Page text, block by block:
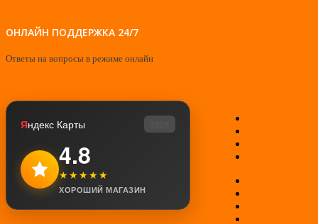
ОНЛАЙН ПОДДЕРЖКА 24/7
Ответы на вопросы в режиме онлайн
Яндекс Карты
4.8
★★★★★
ХОРОШИЙ МАГАЗИН